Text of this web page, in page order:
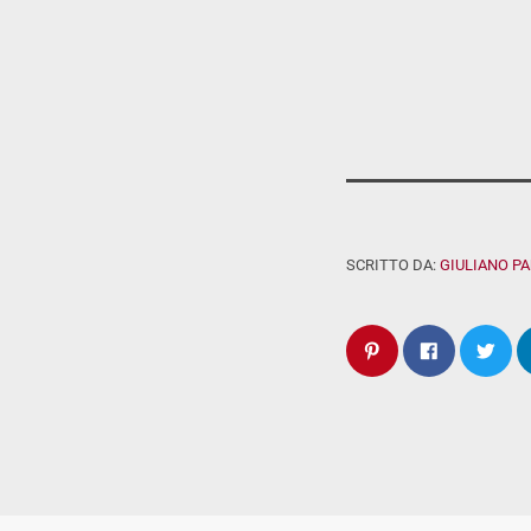
SCRITTO DA: GIULIANO